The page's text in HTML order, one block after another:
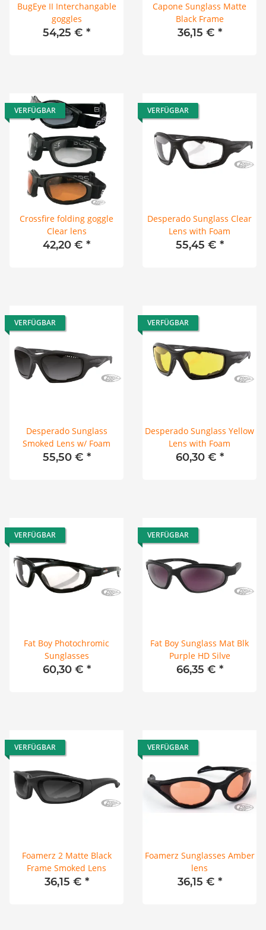
BugEye II Interchangable
goggles
54,25 € *
Capone Sunglass Matte
Black Frame
36,15 € *
VERFÜGBAR
Crossfire folding goggle
Clear lens
42,20 € *
VERFÜGBAR
Desperado Sunglass Clear
Lens with Foam
55,45 € *
VERFÜGBAR
Desperado Sunglass
Smoked Lens w/ Foam
55,50 € *
VERFÜGBAR
Desperado Sunglass Yellow
Lens with Foam
60,30 € *
VERFÜGBAR
Fat Boy Photochromic
Sunglasses
60,30 € *
VERFÜGBAR
Fat Boy Sunglass Mat Blk
Purple HD Silve
66,35 € *
VERFÜGBAR
Foamerz 2 Matte Black
Frame Smoked Lens
36,15 € *
VERFÜGBAR
Foamerz Sunglasses Amber
lens
36,15 € *